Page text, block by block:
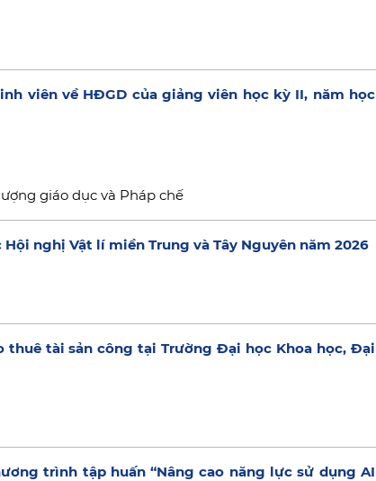
viên về HĐGD của giảng viên học kỳ II, năm học
giáo dục và Pháp chế
Hội nghị Vật lí miền Trung và Tây Nguyên năm 2026
thuê tài sản công tại Trường Đại học Khoa học, Đại
trình tập huấn “Nâng cao năng lực sử dụng AI